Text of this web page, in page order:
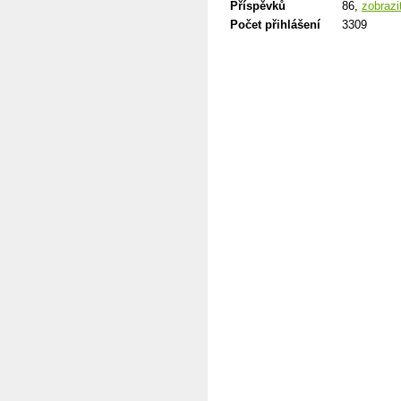
Příspěvků 86,
Počet přihlášení
3309